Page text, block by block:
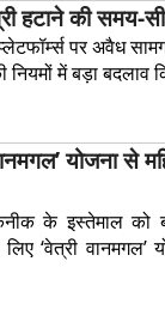
हटाने की समय-
पर अवैध
नियमों में बड़ा
योजना से
के इस्तेमाल को
‘वेत्री